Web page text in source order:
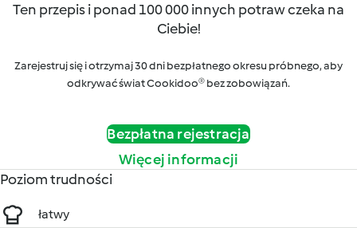
Ten przepis i ponad 100 000 innych potraw czeka na
Ciebie!
Zarejestruj się i otrzymaj 30 dni bezpłatnego okresu próbnego, aby
odkrywać świat Cookidoo® bez zobowiązań.
Bezpłatna rejestracja
Więcej informacji
Poziom trudności
łatwy